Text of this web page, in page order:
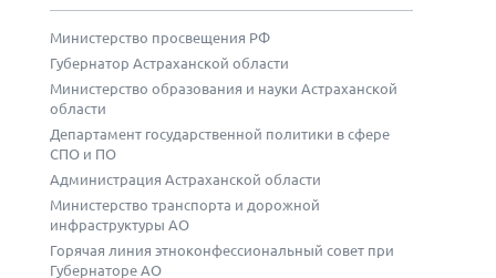
Министерство просвещения РФ
Губернатор Астраханской области
Министерство образования и науки Астраханской
области
Департамент государственной политики в сфере
СПО и ПО
Администрация Астраханской области
Министерство транспорта и дорожной
инфраструктуры АО
Горячая линия этноконфессиональный совет при
Губернаторе АО